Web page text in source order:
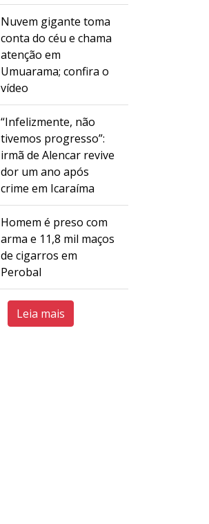
Nuvem gigante toma
conta do céu e chama
atenção em
Umuarama; confira o
vídeo
“Infelizmente, não
tivemos progresso”:
irmã de Alencar revive
dor um ano após
crime em Icaraíma
Homem é preso com
arma e 11,8 mil maços
de cigarros em
Perobal
Leia mais